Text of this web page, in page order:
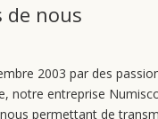
de nous
2003 par des
notre entreprise
permettant de